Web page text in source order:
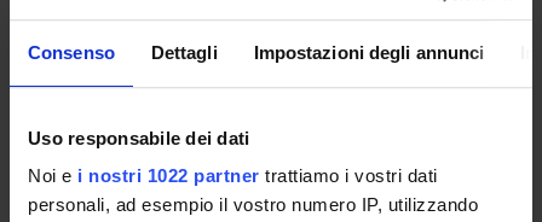
Consenso Dettagli Impostazioni degli annunci
Uso responsabile dei dati
Noi e i nostri 1022 partner trattiamo i vostri dati
personali, ad esempio il vostro numero IP, utilizzando
|Programma 2002/2003 (html, it, 6 KB, 30/10/02)